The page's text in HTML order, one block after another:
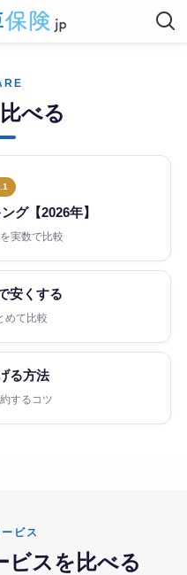
べる
グ【2026年】
実数で比較
安くする
めて比較
る方法
するコツ
ビス
ビスを比べる